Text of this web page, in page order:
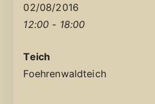
02/08/2016
12:00 - 18:00
Teich
Foehrenwaldteich